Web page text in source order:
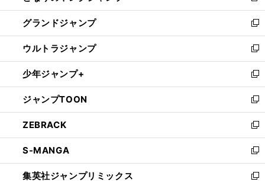
ウ
で
開
く
ン
ド
ウ
で
開
く
ウ
ィ
ン
ド
ウ
で
開
く
し
い
ウ
ィ
ン
ド
ウ
で
開
く
グランドジャンプ
新
し
い
ウ
ィ
ン
ド
ウ
で
開
く
ウルトラジャンプ
新
し
い
ウ
ィ
ン
ド
ウ
で
開
く
少年ジャンプ+
新
し
い
ウ
ィ
ン
ド
ウ
で
ジャンプTOON
新
し
い
ウ
ィ
ン
ド
ZEBRACK
新
し
い
ウ
ィ
S-MANGA
新
し
い
集英社ジャンプリミックス
新